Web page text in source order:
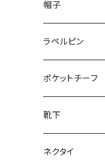
50/XL～
48/L
50/XL～
26cm～
27cm～
28cm～
帽子
ラペルピン
ポケットチーフ
靴下
ネクタイ